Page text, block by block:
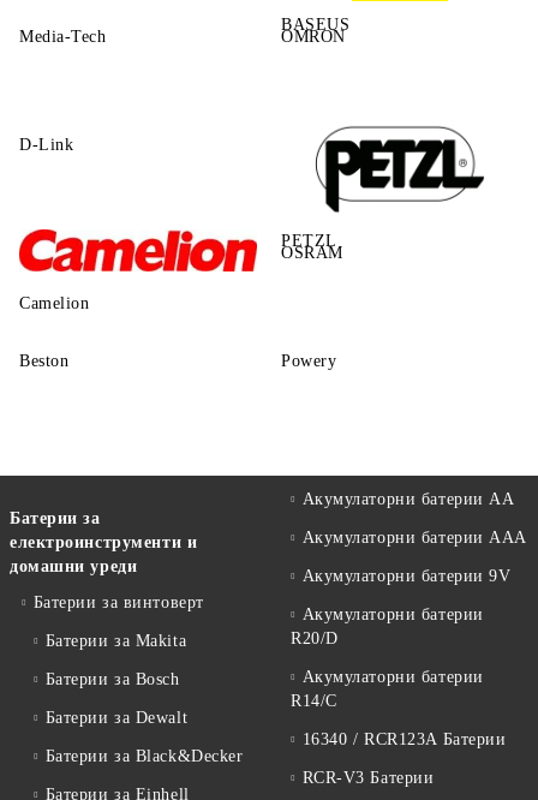
BASEUS
Media-Tech OMRON
D-Link
PETZL
Camelion
OSRAM
Beston Powery
Батерии за
електроинструменти и
домашни уреди
Батерии за винтоверт
Батерии за Makita
Батерии за Bosch
Батерии за Dewalt
Батерии за Black&Decker
Батерии за Einhell
Акумулаторни батерии АА
Акумулаторни батерии AAA
Акумулаторни батерии 9V
Акумулаторни батерии
R20/D
Акумулаторни батерии
R14/C
16340 / RCR123A Батерии
RCR-V3 Батерии